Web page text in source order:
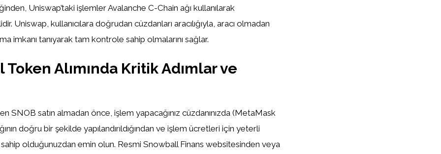
Uniswap’taki işlemler Avalanche C-Chain ağı kullanılarak
Uniswap, kullanıcılara doğrudan cüzdanları aracılığıyla, aracı olmadan
imkanı tanıyarak tam kontrole sahip olmalarını sağlar.
Alımında Kritik Adımlar ve
SNOB satın almadan önce, işlem yapacağınız cüzdanınızda (MetaMask
doğru bir şekilde yapılandırıldığından ve işlem ücretleri için yeterli
sahip olduğunuzdan emin olun. Resmi Snowball Finans websitesinden veya